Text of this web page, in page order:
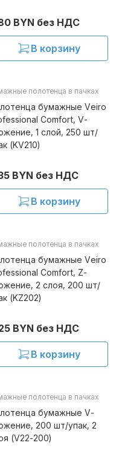
BYN без НДС
В корзину
В наличии
полотенца в пачках
бумажные Veiro
Comfort, V-
1 слой, 250 шт/
(KV210)
BYN без НДС
В корзину
В наличии
полотенца в пачках
бумажные Veiro
Comfort, Z-
2 слоя, 200 шт/
(KZ202)
BYN без НДС
В корзину
В наличии
полотенца в пачках
бумажные V-
200 шт/упак, 2
(V22-200)